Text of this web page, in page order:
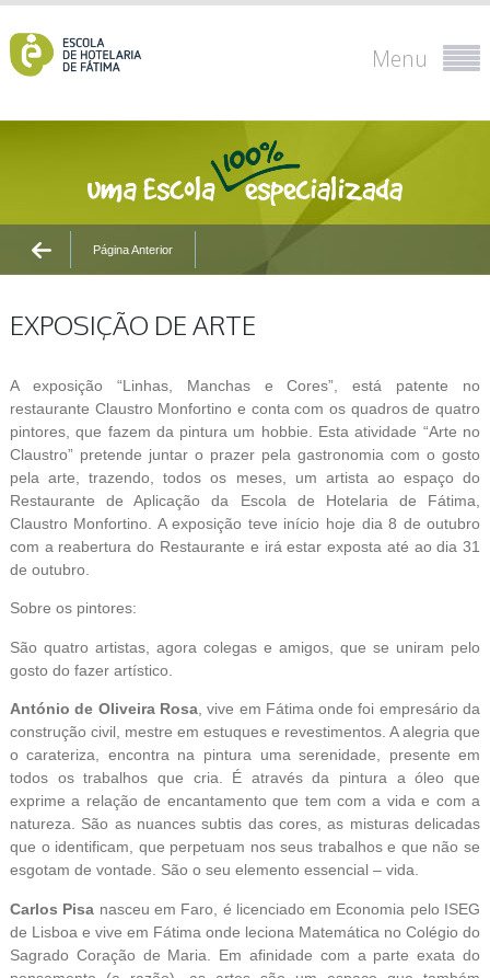
Menu
Página Anterior
EXPOSIÇÃO DE ARTE
A exposição “Linhas, Manchas e Cores”, está patente no
restaurante Claustro Monfortino e conta com os quadros de quatro
pintores, que fazem da pintura um hobbie. Esta atividade “Arte no
Claustro” pretende juntar o prazer pela gastronomia com o gosto
pela arte, trazendo, todos os meses, um artista ao espaço do
Restaurante de Aplicação da Escola de Hotelaria de Fátima,
Claustro Monfortino. A exposição teve início hoje dia 8 de outubro
com a reabertura do Restaurante e irá estar exposta até ao dia 31
de outubro.
Sobre os pintores:
São quatro artistas, agora colegas e amigos, que se uniram pelo
gosto do fazer artístico.
António de Oliveira Rosa, vive em Fátima onde foi empresário da
construção civil, mestre em estuques e revestimentos. A alegria que
o carateriza, encontra na pintura uma serenidade, presente em
todos os trabalhos que cria. É através da pintura a óleo que
exprime a relação de encantamento que tem com a vida e com a
natureza. São as nuances subtis das cores, as misturas delicadas
que o identificam, que perpetuam nos seus trabalhos e que não se
esgotam de vontade. São o seu elemento essencial – vida.
Carlos Pisa nasceu em Faro, é licenciado em Economia pelo ISEG
de Lisboa e vive em Fátima onde leciona Matemática no Colégio do
Sagrado Coração de Maria. Em afinidade com a parte exata do